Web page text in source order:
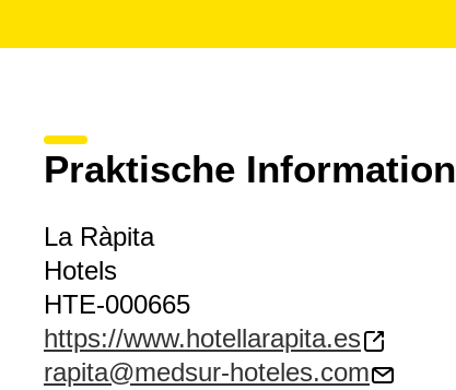
Praktische Information
La Ràpita
Hotels
HTE-000665
https://www.hotellarapita.es
rapita@medsur-hoteles.com